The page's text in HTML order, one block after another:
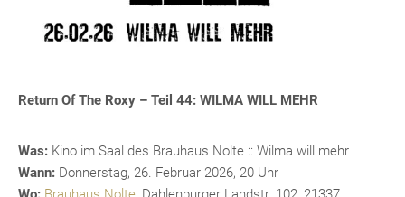
Return Of The Roxy – Teil 44: WILMA WILL MEHR
Was: Kino im Saal des Brauhaus Nolte :: Wilma will mehr
Wann: Donnerstag, 26. Februar 2026, 20 Uhr